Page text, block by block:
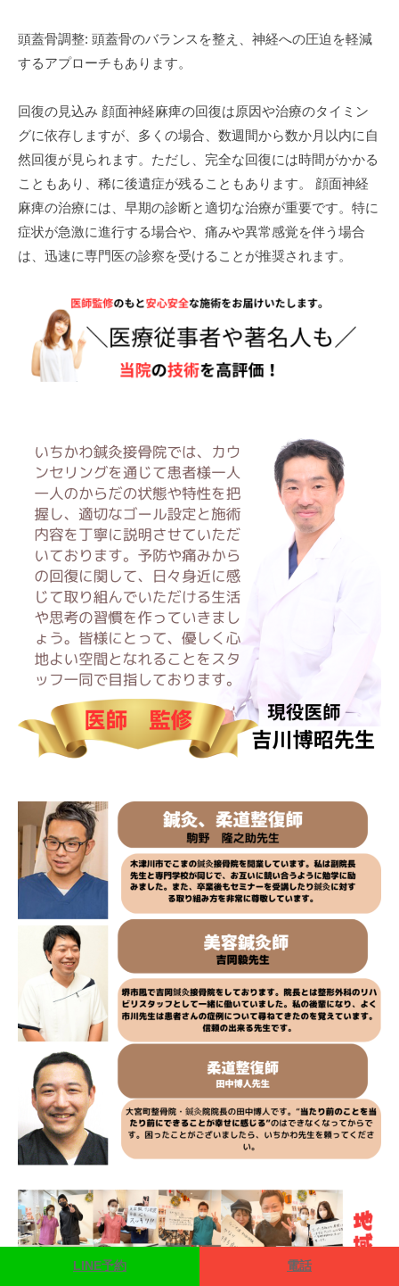
頭蓋骨調整: 頭蓋骨のバランスを整え、神経への圧迫を軽減
するアプローチもあります。
回復の見込み 顔面神経麻痺の回復は原因や治療のタイミン
グに依存しますが、多くの場合、数週間から数か月以内に自
然回復が見られます。ただし、完全な回復には時間がかかる
こともあり、稀に後遺症が残ることもあります。 顔面神経
麻痺の治療には、早期の診断と適切な治療が重要です。特に
症状が急激に進行する場合や、痛みや異常感覚を伴う場合
は、迅速に専門医の診察を受けることが推奨されます。
LINE予約 電話